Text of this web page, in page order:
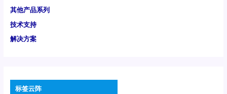
其他产品系列
技术支持
解决方案
标签云阵